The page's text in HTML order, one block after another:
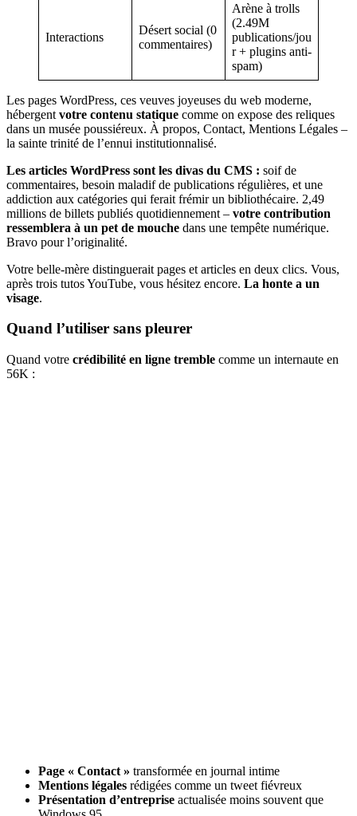
Interactions
Désert social (0
commentaires)
Arène à trolls
(2.49M
publications/jou
r + plugins anti-
spam)
Les pages WordPress, ces veuves joyeuses du web moderne,
hébergent votre contenu statique comme on expose des reliques
dans un musée poussiéreux. À propos, Contact, Mentions Légales –
la sainte trinité de l’ennui institutionnalisé.
Les articles WordPress sont les divas du CMS : soif de
commentaires, besoin maladif de publications régulières, et une
addiction aux catégories qui ferait frémir un bibliothécaire. 2,49
millions de billets publiés quotidiennement – votre contribution
ressemblera à un pet de mouche dans une tempête numérique.
Bravo pour l’originalité.
Votre belle-mère distinguerait pages et articles en deux clics. Vous,
après trois tutos YouTube, vous hésitez encore. La honte a un
visage.
Quand l’utiliser sans pleurer
Quand votre crédibilité en ligne tremble comme un internaute en
56K :
Page « Contact » transformée en journal intime
Mentions légales rédigées comme un tweet fiévreux
Présentation d’entreprise actualisée moins souvent que